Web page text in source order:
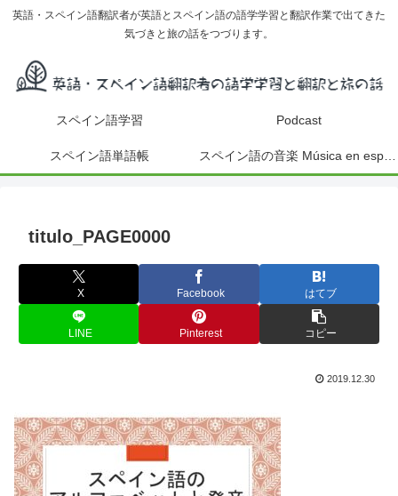
英語・スペイン語翻訳者が英語とスペイン語の語学学習と翻訳作業で出てきた
気づきと旅の話をつづります。
スペイン語学習 Podcast
スペイン語単語帳
titulo_PAGE0000
X Facebook はてブ
LINE Pinterest コピー
2019.12.30